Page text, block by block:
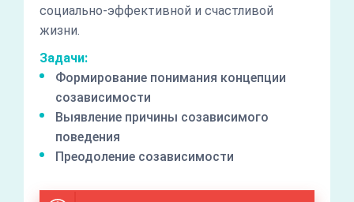
социально-эффективной и счастливой
жизни.
Задачи:
Формирование понимания концепции
созависимости
Выявление причины созависимого
поведения
Преодоление созависимости